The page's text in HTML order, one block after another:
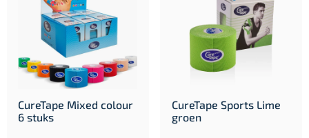
CureTape Mixed colour
6 stuks
CureTape Sports Lime
groen